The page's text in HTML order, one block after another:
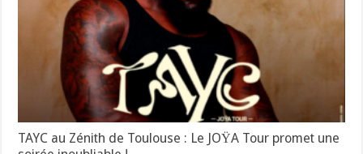
TAYC au Zénith de Toulouse : Le JOŸA Tour promet une